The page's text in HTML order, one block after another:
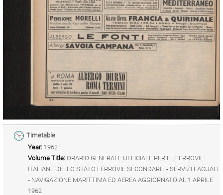
Timetable
Year: 1962
Volume Title: ORARIO GENERALE UFFICIALE PER LE FERROVIE
ITALIANE DELLO STATO FERROVIE SECONDARIE - SERVIZI LACUALI
- NAVIGAZIONE MARITTIMA ED AEREA AGGIORNATO AL 1 APRILE
1962